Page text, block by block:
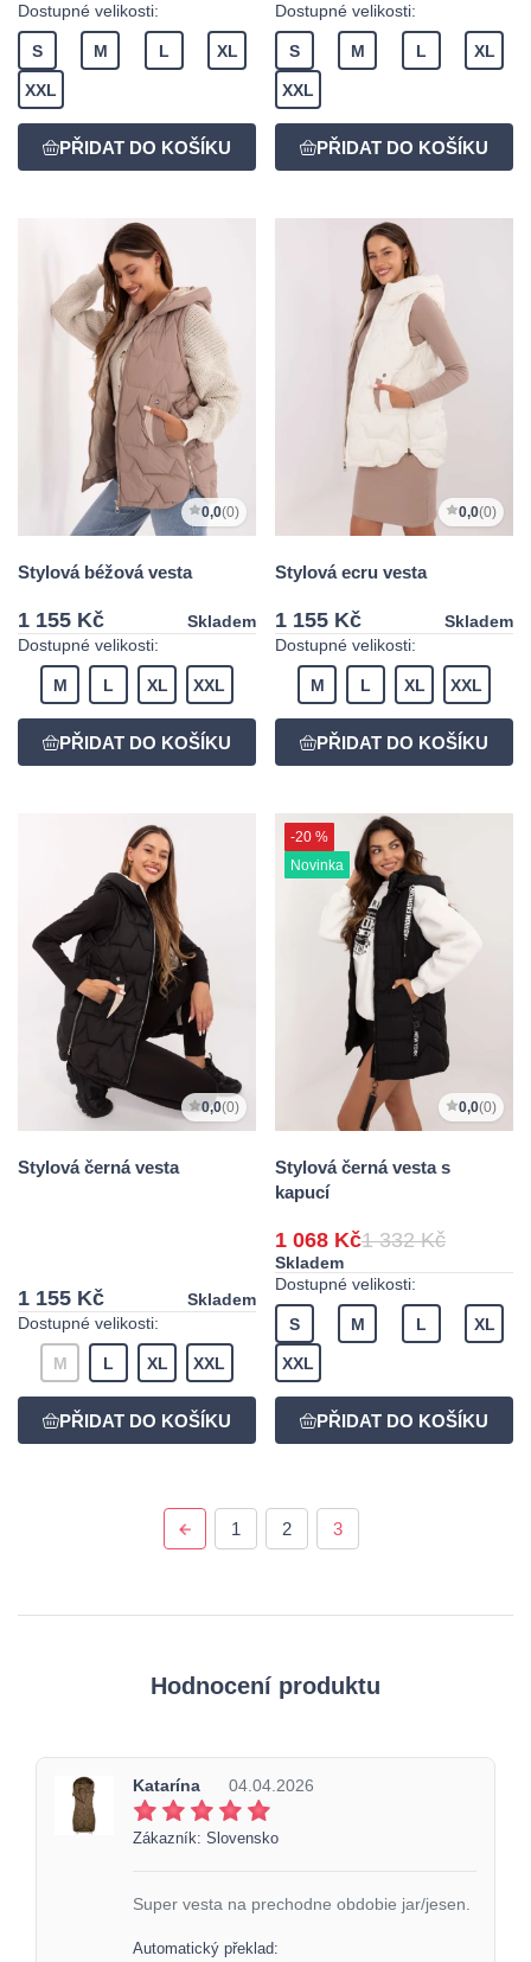
Dostupné velikosti:
S M L XL
XXL
Dostupné velikosti:
S M L XL
XXL
0,0(0)
Stylová béžová vesta
1 155 Kč
Skladem
Dostupné velikosti:
M L XL XXL
0,0(0)
Stylová ecru vesta
1 155 Kč
Skladem
Dostupné velikosti:
M L XL XXL
0,0(0)
Stylová černá vesta
1 155 Kč
Skladem
Dostupné velikosti:
M L XL XXL
-20 %
Novinka
0,0(0)
Stylová černá vesta s
kapucí
1 068 Kč1 332 Kč
Skladem
Dostupné velikosti:
S M L XL
XXL
1 2 3
Hodnocení produktu
Katarína 04.04.2026
Zákazník: Slovensko
Super vesta na prechodne obdobie jar/jesen.
Automatický překlad: